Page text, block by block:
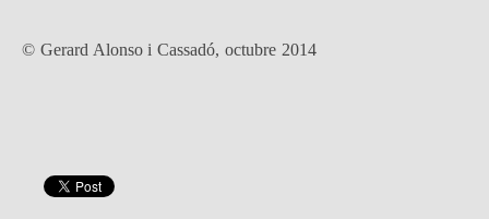
© Gerard Alonso i Cassadó, octubre 2014